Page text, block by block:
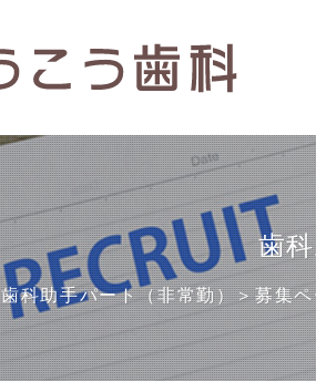
歯
科助手パート（非常勤）＞募集